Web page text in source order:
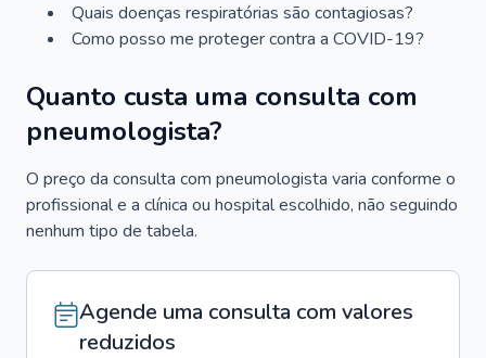
Quais doenças respiratórias são contagiosas?
Como posso me proteger contra a COVID-19?
Quanto custa uma consulta com
pneumologista?
O preço da consulta com pneumologista varia conforme o
profissional e a clínica ou hospital escolhido, não seguindo
nenhum tipo de tabela.
Agende uma consulta com valores
reduzidos